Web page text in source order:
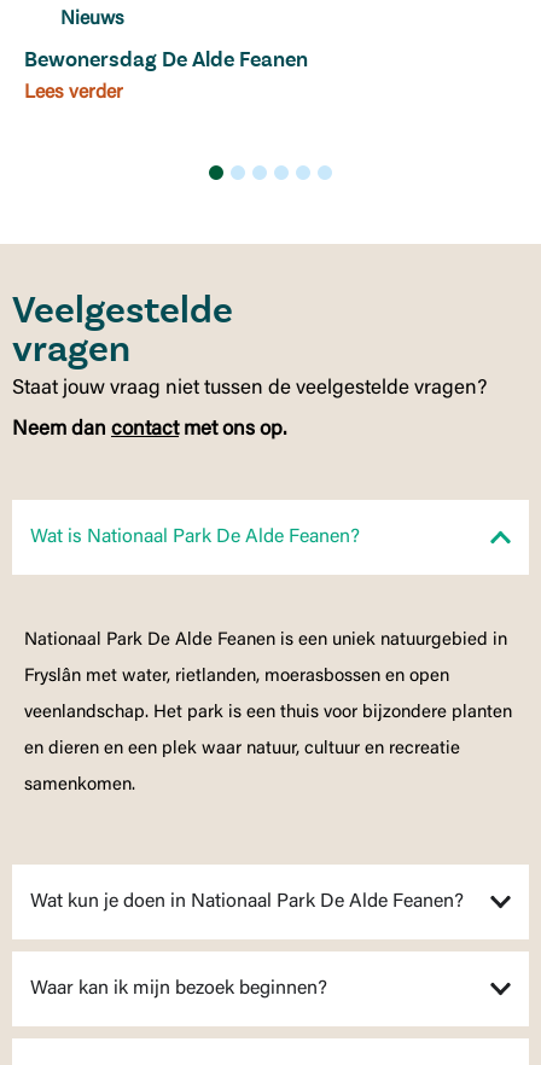
Nieuws
Bewonersdag De Alde Feanen
Lees verder
Veelgestelde
vragen
Staat jouw vraag niet tussen de veelgestelde vragen?
Neem dan contactmet ons op.
Wat is Nationaal Park De Alde Feanen?
Nationaal Park De Alde Feanen is een uniek natuurgebied in
Fryslân met water, rietlanden, moerasbossen en open
veenlandschap. Het park is een thuis voor bijzondere planten
en dieren en een plek waar natuur, cultuur en recreatie
samenkomen.
Wat kun je doen in Nationaal Park De Alde Feanen?
Waar kan ik mijn bezoek beginnen?